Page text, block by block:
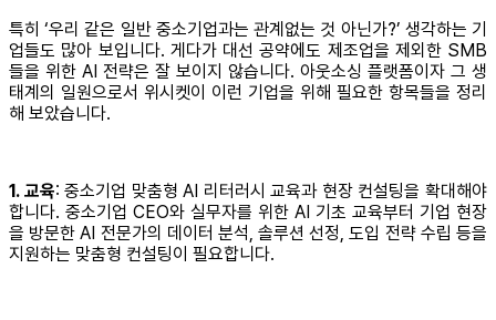
특히 ‘우리 같은 일반 중소기업과는 관계없는 것 아닌가?’ 생각하는 기
업들도 많아 보입니다. 게다가 대선 공약에도 제조업을 제외한 SMB
들을 위한 AI 전략은 잘 보이지 않습니다. 아웃소싱 플랫폼이자 그 생
태계의 일원으로서 위시켓이 이런 기업을 위해 필요한 항목들을 정리
해 보았습니다.
1. 교육: 중소기업 맞춤형 AI 리터러시 교육과 현장 컨설팅을 확대해야
합니다. 중소기업 CEO와 실무자를 위한 AI 기초 교육부터 기업 현장
을 방문한 AI 전문가의 데이터 분석, 솔루션 선정, 도입 전략 수립 등을
지원하는 맞춤형 컨설팅이 필요합니다.